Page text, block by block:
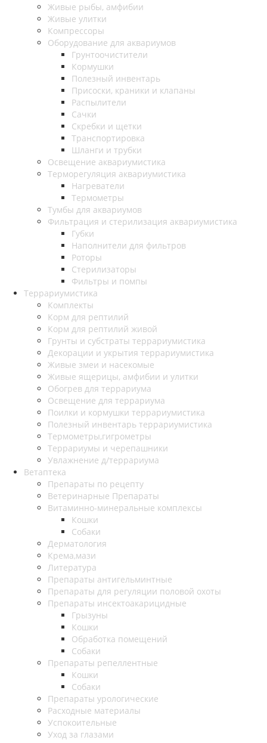
Живые рыбы, амфибии
Живые улитки
Компрессоры
Оборудование для аквариумов
Грунтоочистители
Кормушки
Полезный инвентарь
Присоски, краники и клапаны
Распылители
Сачки
Скребки и щетки
Транспортировка
Шланги и трубки
Освещение аквариумистика
Терморегуляция аквариумистика
Нагреватели
Термометры
Тумбы для аквариумов
Фильтрация и стерилизация аквариумистика
Губки
Наполнители для фильтров
Роторы
Стерилизаторы
Фильтры и помпы
Террариумистика
Комплекты
Корм для рептилий
Корм для рептилий живой
Грунты и субстраты террариумистика
Декорации и укрытия террариумистика
Живые змеи и насекомые
Живые ящерицы, амфибии и улитки
Обогрев для террариума
Освещение для террариума
Поилки и кормушки террариумистика
Полезный инвентарь террариумистика
Термометры,гигрометры
Террариумы и черепашники
Увлажнение д/террариума
Ветаптека
Препараты по рецепту
Ветеринарные Препараты
Витаминно-минеральные комплексы
Кошки
Собаки
Дерматология
Крема,мази
Литература
Препараты антигельминтные
Препараты для регуляции половой охоты
Препараты инсектоакарицидные
Грызуны
Кошки
Обработка помещений
Собаки
Препараты репеллентные
Кошки
Собаки
Препараты урологические
Расходные материалы
Успокоительные
Уход за глазами